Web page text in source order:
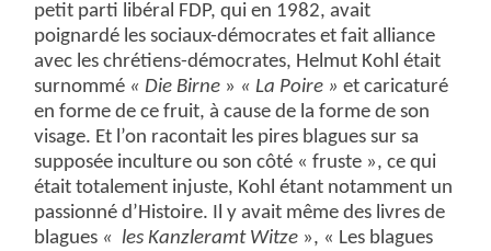
petit parti libéral FDP, qui en 1982, avait
poignardé les sociaux-démocrates et fait alliance
avec les chrétiens-démocrates, Helmut Kohl était
surnommé « Die Birne » « La Poire »et caricaturé
en forme de ce fruit, à cause de la forme de son
visage. Et l’on racontait les pires blagues sur sa
supposée inculture ou son côté « fruste », ce qui
était totalement injuste, Kohl étant notamment un
passionné d’Histoire. Il y avait même des livres de
blagues « les Kanzleramt Witze », « Les blagues